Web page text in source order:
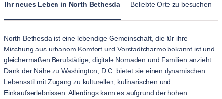
Ihr neues Leben in North Bethesda Beliebte Orte zu besuchen
North Bethesda ist eine lebendige Gemeinschaft, die für ihre
Mischung aus urbanem Komfort und Vorstadtcharme bekannt ist und
gleichermaßen Berufstätige, digitale Nomaden und Familien anzieht.
Dank der Nähe zu Washington, D.C. bietet sie einen dynamischen
Lebensstil mit Zugang zu kulturellen, kulinarischen und
Einkaufserlebnissen. Allerdings kann es aufgrund der hohen